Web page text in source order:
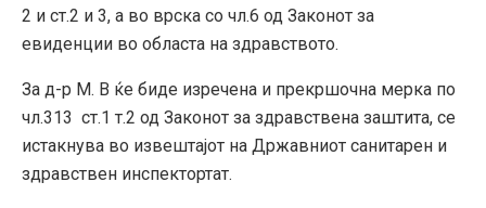
2 и ст.2 и 3, а во врска со чл.6 од Законот за
евиденции во областа на здравството.
За д-р М. В ќе биде изречена и прекршочна мерка по
чл.313 ст.1 т.2 од Законот за здравствена заштита, се
истакнува во извештајот на Државниот санитарен и
здравствен инспектортат.